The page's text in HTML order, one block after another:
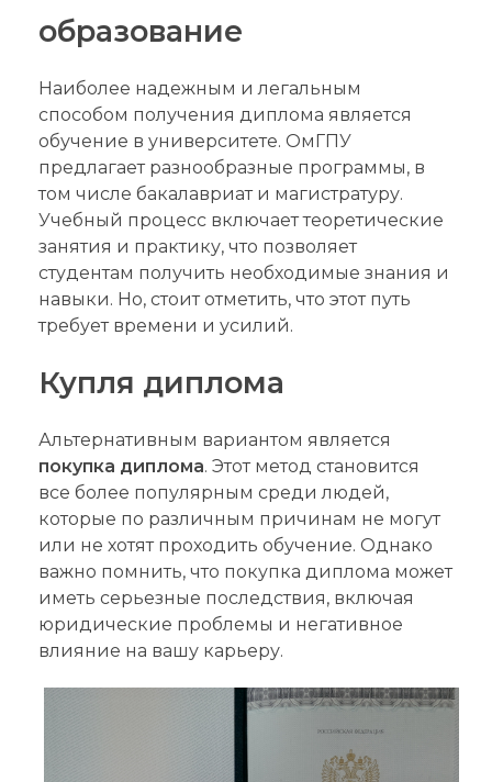
образование
Наиболее надежным и легальным
способом получения диплома является
обучение в университете. ОмГПУ
предлагает разнообразные программы, в
том числе бакалавриат и магистратуру.
Учебный процесс включает теоретические
занятия и практику, что позволяет
студентам получить необходимые знания и
навыки. Но, стоит отметить, что этот путь
требует времени и усилий.
Купля диплома
Альтернативным вариантом является
покупка диплома. Этот метод становится
все более популярным среди людей,
которые по различным причинам не могут
или не хотят проходить обучение. Однако
важно помнить, что покупка диплома может
иметь серьезные последствия, включая
юридические проблемы и негативное
влияние на вашу карьеру.